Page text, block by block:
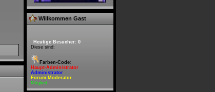
Willkommen Gast
Heutige Besucher: 0
Diese sind:
Farben-Code:
Haupt-Administrator
Administrator
Forum Moderator
Mitglied